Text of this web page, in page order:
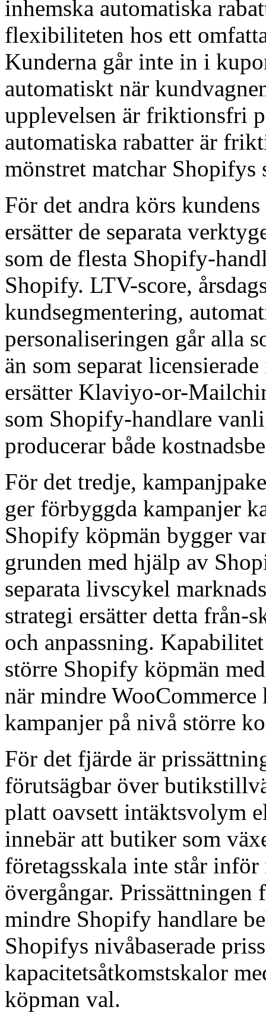
inhemska automatiska
flexibiliteten hos ett
Kunderna går inte in i
automatiskt när
upplevelsen är friktionsfri
automatiska rabatter är
mönstret matchar
För det andra körs
ersätter de separata
som de flesta Shopify-
Shopify. LTV-score,
kundsegmentering,
personaliseringen går alla
än som separat
ersätter Klaviyo-or-
som Shopify-handlare
producerar både
För det tredje,
ger förbyggda kampanjer
Shopify köpmän bygger
grunden med hjälp av
separata livscykel
strategi ersätter detta från-
och anpassning.
större Shopify köpmän
när mindre
kampanjer på nivå större
För det fjärde är
förutsägbar över
platt oavsett intäktsvolym
innebär att butiker som
företagsskala inte står
övergångar. Prissättningen
mindre Shopify handlare
Shopifys nivåbaserade
kapacitetsåtkomstskalor
köpman val.